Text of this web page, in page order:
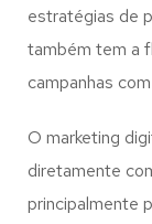
estratégias de
também tem a
campanhas
O marketing
diretamente
principalmente